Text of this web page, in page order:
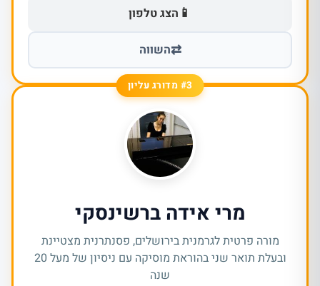
📱 הצג טלפון
⇄השווה
#3 מדורג עליון
מרי אידה ברשינסקי
מורה פרטית לגרמנית בירושלים, פסנתרנית מצטיינת
ובעלת תואר שני בהוראת מוסיקה עם ניסיון של מעל 20
שנה